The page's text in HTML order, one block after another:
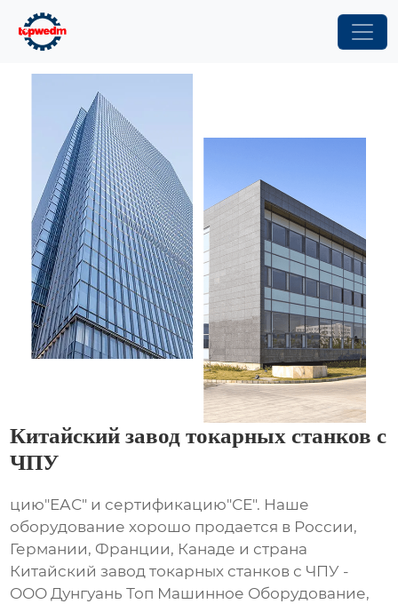
Китайский завод токарных станков с
ЧПУ
цию"ЕАС" и сертификацию"СЕ". Наше
оборудование хорошо продается в России,
Германии, Франции, Канаде и страна
Китайский завод токарных станков с ЧПУ -
ООО Дунгуань Топ Машинное Оборудование,